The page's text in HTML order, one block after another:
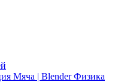
Мяча | Blender Физика